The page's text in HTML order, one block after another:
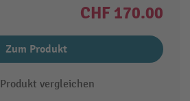
CHF 170.00
Zum Produkt
Produkt vergleichen